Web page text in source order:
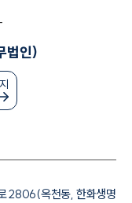
법인)
2806(옥천동, 한화생명